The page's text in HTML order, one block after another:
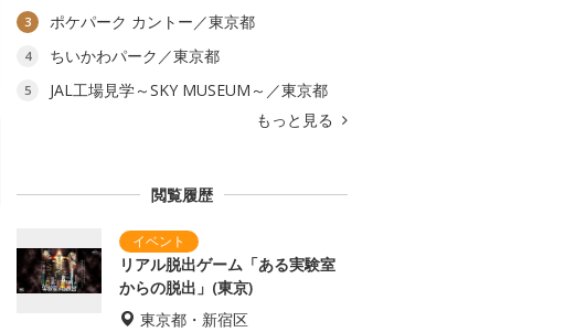
3 ポケパーク カントー／東京都
4 ちいかわパーク／東京都
5
JAL工場見学～SKY MUSEUM～／東京都
もっと見る
閲覧履歴
リアル脱出ゲーム「ある実験室
からの脱出」(東京)
東京都・新宿区